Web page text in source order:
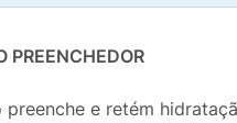
PREENCHEDOR
preenche e retém